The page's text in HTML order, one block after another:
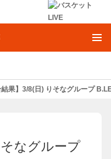
結果】3/8(日) りそなグループ
そなグループ